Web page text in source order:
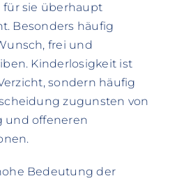
sie überhaupt
Besonders häufig
frei und
Kinderlosigkeit ist
sondern häufig
zugunsten von
und offeneren
Bedeutung der